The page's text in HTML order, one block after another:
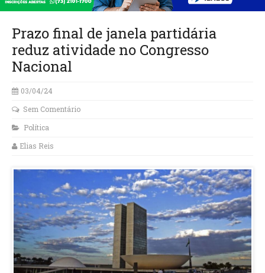
Prazo final de janela partidária
reduz atividade no Congresso
Nacional
03/04/24
Sem Comentário
Política
Elias Reis